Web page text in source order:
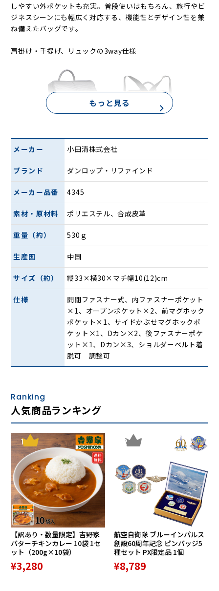
しやすい外ポケットも充実。普段使いはもちろん、旅行やビ
ジネスシーンにも幅広く対応する、機能性とデザイン性を兼
ね備えたバッグです。
肩掛け・手提げ、リュックの3way仕様
A4サイズもしっかり入る大容量
もっと見る
メーカー 小田清株式会社
ブランド ダンロップ・リファインド
メーカー品番 4345
素材・原材料 ポリエステル、合成皮革
重量（約） 530ｇ
生産国 中国
サイズ（約） 縦33×横30×マチ幅10(12)cm
仕様
開閉ファスナー式、内ファスナーポケット
×1、オープンポケット×2、前マグホック
ポケット×1、サイドかぶせマグホックポ
ケット×1、Dカン×2、後ファスナーポケ
ット×1、Dカン×3、ショルダーベルト着
脱可 調整可
Ranking
人気商品ランキング
1
【訳あり・数量限定】吉野家
バターチキンカレー 10袋 1セ
ット（200g×10袋）
¥3,280
2
航空自衛隊 ブルーインパルス
創設60周年記念 ピンバッジ5
種セット PX限定品 1個
¥8,789